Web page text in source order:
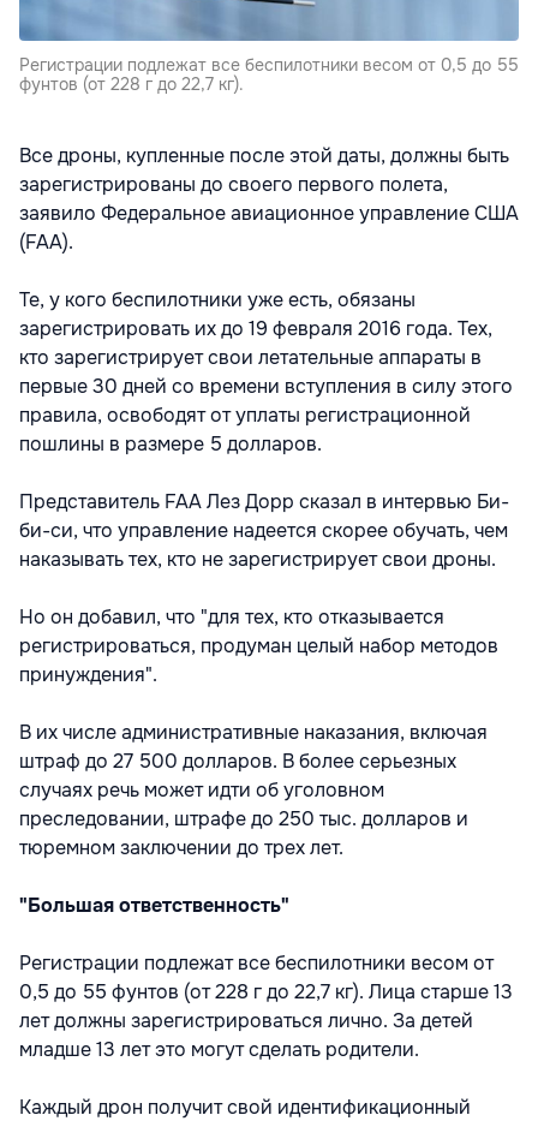
Регистрации подлежат все беспилотники весом от 0,5 до 55
фунтов (от 228 г до 22,7 кг).
Все дроны, купленные после этой даты, должны быть
зарегистрированы до своего первого полета,
заявило Федеральное авиационное управление США
(FAA).
Те, у кого беспилотники уже есть, обязаны
зарегистрировать их до 19 февраля 2016 года. Тех,
кто зарегистрирует свои летательные аппараты в
первые 30 дней со времени вступления в силу этого
правила, освободят от уплаты регистрационной
пошлины в размере 5 долларов.
Представитель FAA Лез Дорр сказал в интервью Би-
би-си, что управление надеется скорее обучать, чем
наказывать тех, кто не зарегистрирует свои дроны.
Но он добавил, что "для тех, кто отказывается
регистрироваться, продуман целый набор методов
принуждения".
В их числе административные наказания, включая
штраф до 27 500 долларов. В более серьезных
случаях речь может идти об уголовном
преследовании, штрафе до 250 тыс. долларов и
тюремном заключении до трех лет.
"Большая ответственность"
Регистрации подлежат все беспилотники весом от
0,5 до 55 фунтов (от 228 г до 22,7 кг). Лица старше 13
лет должны зарегистрироваться лично. За детей
младше 13 лет это могут сделать родители.
Каждый дрон получит свой идентификационный